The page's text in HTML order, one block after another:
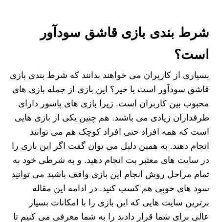
شرط بندی بازی قاشق سودآور
است؟
بسیاری از کاربران می خواهند بدانند که شرط بندی بازی
قاشق سودآور است یا خیر؟ این بازی از جمله بازی های
محبوب بین کاربران است. زیرا بازی های پاسور دارای
طرفداران زیادی می باشند. هم چنین یکی از بازی هایی
است که همه افراد حتی افراد کوچک هم می توانند
انجام دهند. به همین دلیل می توان گفت اگر این بازی را
در سایت های معتبر بت انجام دهید. و به شرطی خود به
تمام مراحل روش انجام این بازی واقف باشید می توانید
سود های خوبی هم کسب کنید. در ادامه این مقاله
برترین سایت هایی که این بازی را با امکانات بسیار
عالی برای شما قرار دادند را به شما معرفی می کنیم تا